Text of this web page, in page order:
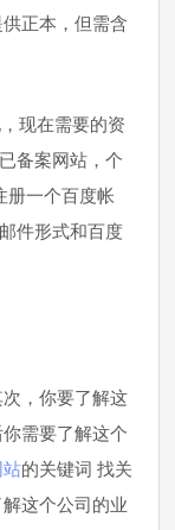
正本，但需含
现在需要的资
备案网站，个
册一个百度帐
件形式和百度
，你要了解这
需要了解这个
站的关键词 找关
这个公司的业